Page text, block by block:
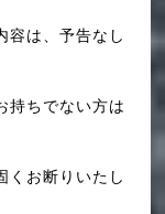
容は、予告なし
持ちでない方は
くお断りいたし